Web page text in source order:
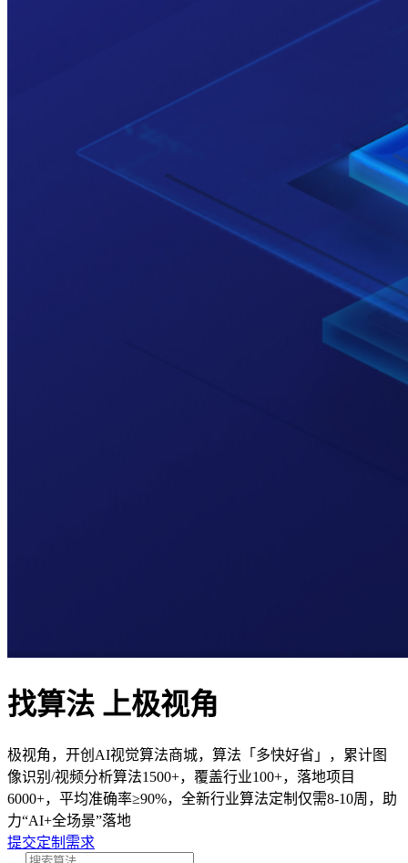
找算法 上极视角
极视角，开创AI视觉算法商城，算法「多快好省」，累计图
像识别/视频分析算法1500+，覆盖行业100+，落地项目
6000+，平均准确率≥90%，全新行业算法定制仅需8-10周，助
力“AI+全场景”落地
提交定制需求